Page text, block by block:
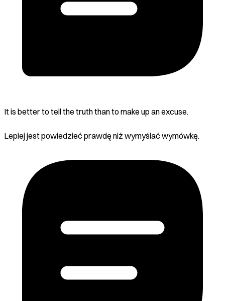
It is better to tell the truth than to make up an excuse.
Lepiej jest powiedzieć prawdę niż wymyślać wymówkę.